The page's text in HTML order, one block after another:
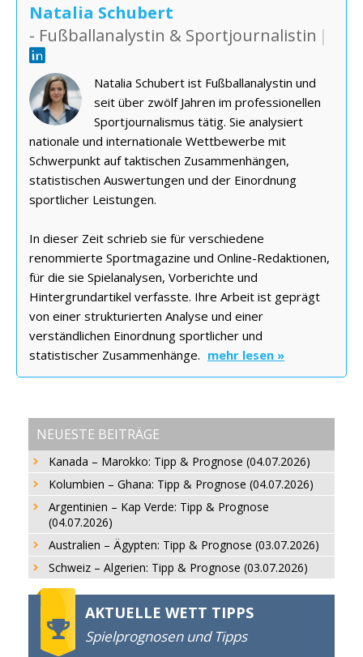
Natalia Schubert
- Fußballanalystin & Sportjournalistin |
Natalia Schubert ist Fußballanalystin und
seit über zwölf Jahren im professionellen
Sportjournalismus tätig. Sie analysiert
nationale und internationale Wettbewerbe mit
Schwerpunkt auf taktischen Zusammenhängen,
statistischen Auswertungen und der Einordnung
sportlicher Leistungen.
In dieser Zeit schrieb sie für verschiedene
renommierte Sportmagazine und Online-Redaktionen,
für die sie Spielanalysen, Vorberichte und
Hintergrundartikel verfasste. Ihre Arbeit ist geprägt
von einer strukturierten Analyse und einer
verständlichen Einordnung sportlicher und
statistischer Zusammenhänge. mehr lesen »
NEUESTE BEITRÄGE
Kanada – Marokko: Tipp & Prognose (04.07.2026)
Kolumbien – Ghana: Tipp & Prognose (04.07.2026)
Argentinien – Kap Verde: Tipp & Prognose
(04.07.2026)
Australien – Ägypten: Tipp & Prognose (03.07.2026)
Schweiz – Algerien: Tipp & Prognose (03.07.2026)
AKTUELLE WETT TIPPS
Spielprognosen und Tipps